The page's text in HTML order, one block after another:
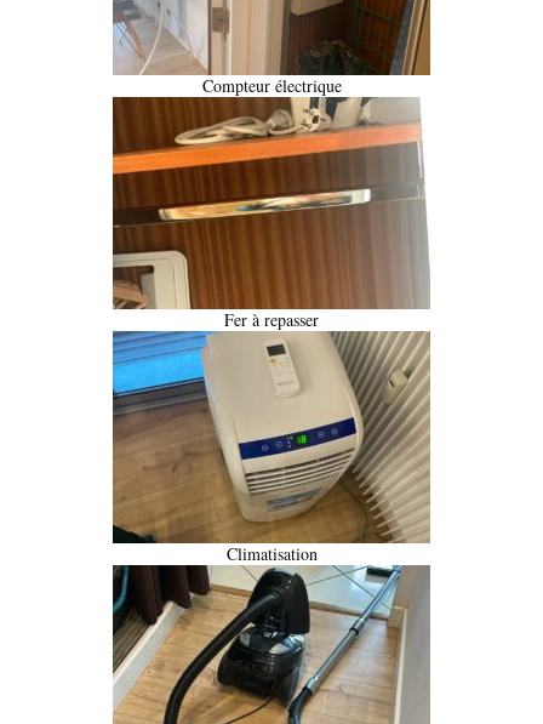
Compteur électrique
Fer à repasser
Climatisation